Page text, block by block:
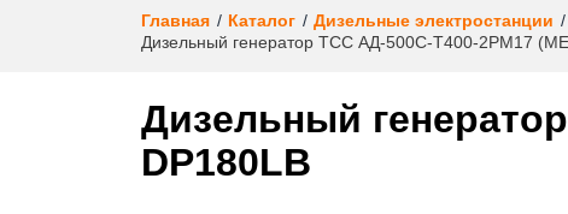
Главная Каталог Дизельные электростанции
Дизельный генератор ТСС АД-500С-Т400-2РМ17
Дизельный
DP180LB